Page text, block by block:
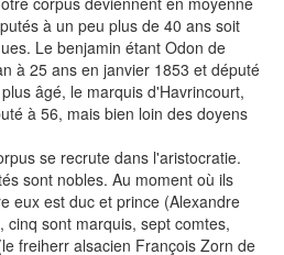
à un peu plus de 40 ans soit
Le benjamin étant Odon de
à 25 ans en janvier 1853 et député
âgé, le marquis d'Havrincourt,
à 56, mais bien loin des doyens
se recrute dans l'aristocratie.
sont nobles. Au moment où ils
eux est duc et prince (Alexandre
cinq sont marquis, sept comtes,
freiherr alsacien François Zorn de